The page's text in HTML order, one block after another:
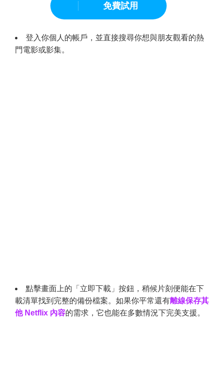
免費試用
登入你個人的帳戶，並直接搜尋你想與朋友觀看的熱
門電影或影集。
點擊畫面上的「立即下載」按鈕，稍候片刻便能在下
載清單找到完整的備份檔案。如果你平常還有離線保存其
他 Netflix 內容的需求，它也能在多數情況下完美支援。